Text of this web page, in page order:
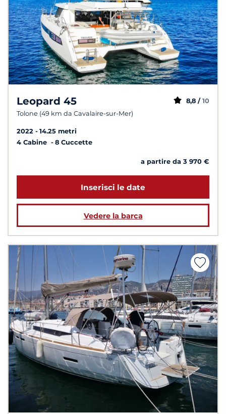
Leopard 45
Tolone (49 km da Cavalaire-sur-Mer)
8,8 / 10
2022
14.25 metri
4 Cabine
8 Cuccette
a partire da 3 970 €
Inserisci le date
Vedere la barca